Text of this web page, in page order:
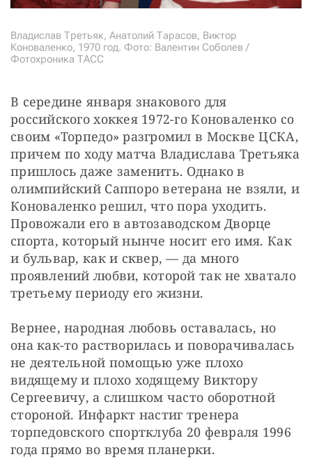
Владислав Третьяк, Анатолий Тарасов, Виктор
Коноваленко, 1970 год. Фото: Валентин Соболев /
Фотохроника ТАСС
В середине января знакового для
российского хоккея 1972-го Коноваленко со
своим «Торпедо» разгромил в Москве ЦСКА,
причем по ходу матча Владислава Третьяка
пришлось даже заменить. Однако в
олимпийский Саппоро ветерана не взяли, и
Коноваленко решил, что пора уходить.
Провожали его в автозаводском Дворце
спорта, который нынче носит его имя. Как
и бульвар, как и сквер, — да много
проявлений любви, которой так не хватало
третьему периоду его жизни.
Вернее, народная любовь оставалась, но
она как-то растворилась и поворачивалась
не деятельной помощью уже плохо
видящему и плохо ходящему Виктору
Сергеевичу, а слишком часто оборотной
стороной. Инфаркт настиг тренера
торпедовского спортклуба 20 февраля 1996
года прямо во время планерки.